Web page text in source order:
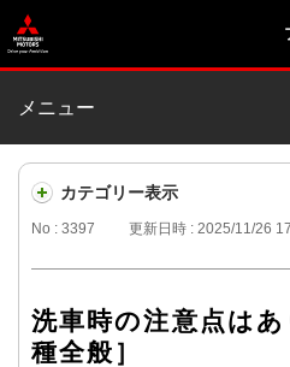
メニュー
カテゴリー表示
No : 3397 更新日時 : 2025/11/26
洗車時の注意点は
種全般］